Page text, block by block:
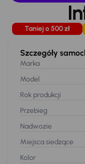
Taniej o 500 zł
Szczegóły
Marka
Model
Rok produkcji
Przebieg
Nadwozie
Miejsca siedzące
Kolor